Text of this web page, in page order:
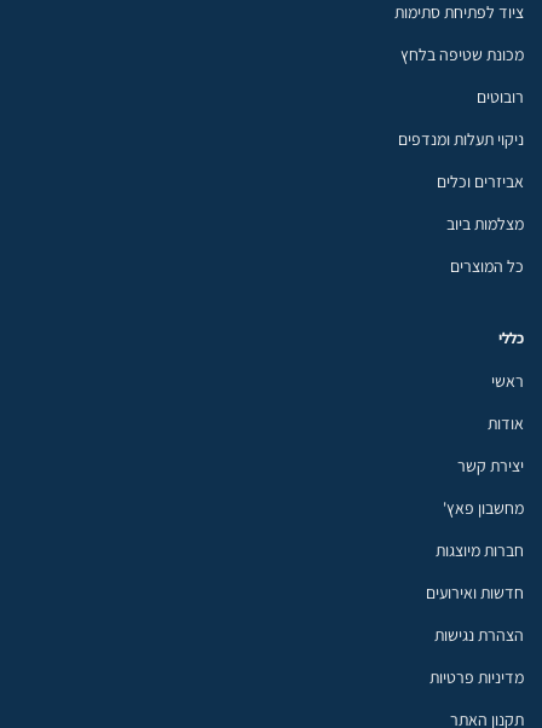
ציוד לפתיחת סתימות
מכונת שטיפה בלחץ
רובוטים
ניקוי תעלות ומנדפים
אביזרים וכלים
מצלמות ביוב
כל המוצרים
כללי
ראשי
אודות
יצירת קשר
מחשבון פאץ'
חברות מיוצגות
חדשות ואירועים
הצהרת נגישות
מדיניות פרטיות
תקנון האתר